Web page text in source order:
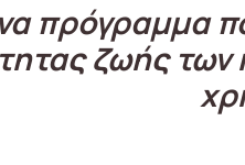
πρόγραμμα
ζωής των